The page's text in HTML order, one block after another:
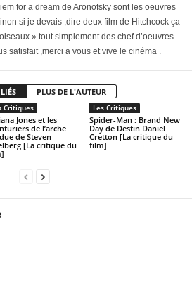
for a dream de Aronofsky sont les oeuvres
si je devais ,dire deux film de Hitchcock ça
» tout simplement des chef d’oeuvres
satisfait ,merci a vous et vive le cinéma .
PLUS DE L'AUTEUR
Critiques
Jones et les
de l’arche
de Steven
[La critique du
Les Critiques
Spider-Man : Brand New
Day de Destin Daniel
Cretton [La critique du
film]